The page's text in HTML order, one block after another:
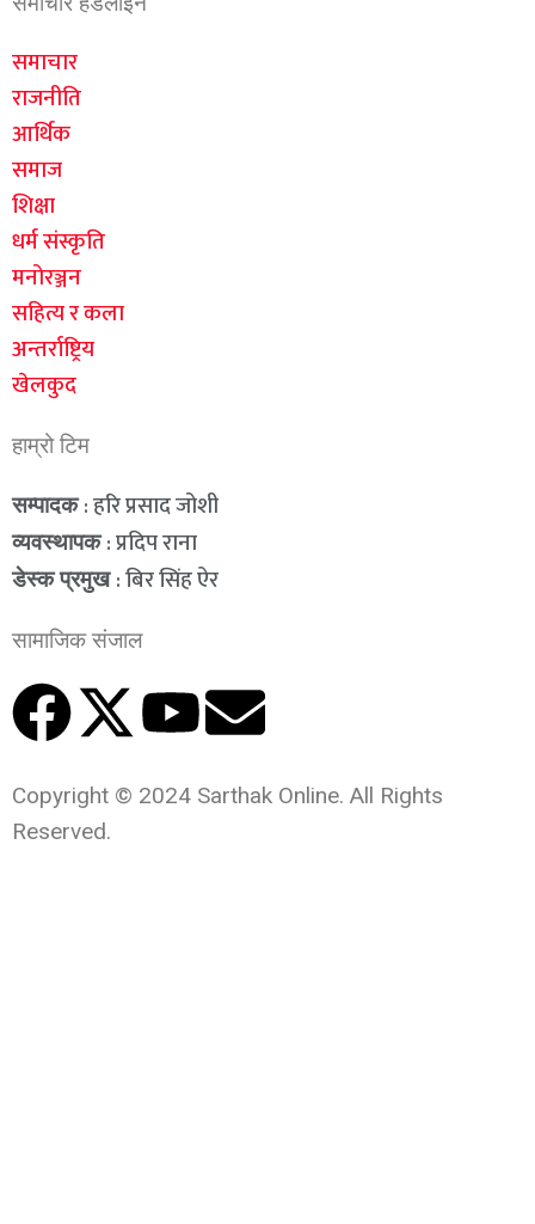
समाचार
राजनीति
आर्थिक
समाज
शिक्षा
धर्म संस्कृति
मनोरञ्जन
सहित्य र कला
अन्तर्राष्ट्रिय
खेलकुद
हाम्रो टिम
सम्पादक: हरि प्रसाद जोशी
व्यवस्थापक: प्रदिप राना
डेस्क प्रमुख : बिर सिंह ऐर
सामाजिक संजाल
Copyright © 2024 Sarthak Online. All Rights
Reserved.